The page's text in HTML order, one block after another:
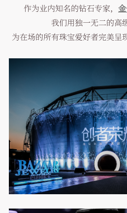
作为业内知名的钻石专家，
我们用独一无二的高
为在场的所有珠宝爱好者完美呈